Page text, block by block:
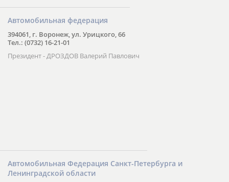
Автомобильная федерация
394061, г. Воронеж, ул. Урицкого, 66
Тел.: (0732) 16-21-01
Президент - ДРОЗДОВ Валерий Павлович
Автомобильная Федерация Санкт-Петербурга и
Ленинградской области